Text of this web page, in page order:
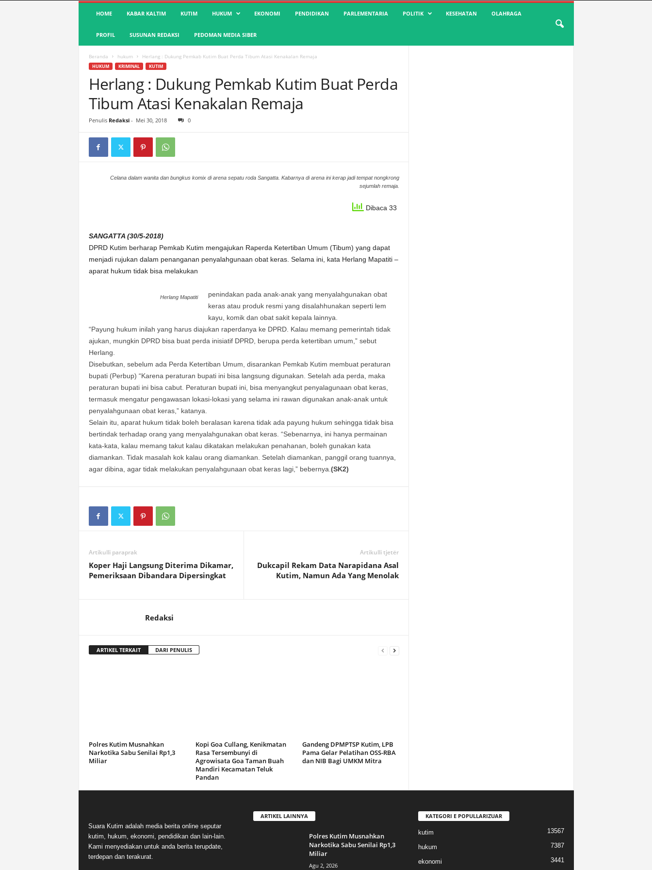
S
a
HOME KABAR KALTIM KUTIM HUKUM EKONOMI PENDIDIKAN PARLEMENTARIA POLITIK KESEHATAN OLAHRAGA
PROFIL SUSUNAN REDAKSI PEDOMAN MEDIA SIBER
Beranda hukum Herlang : Dukung Pemkab Kutim Buat Perda Tibum Atasi Kenakalan Remaja
HUKUM KRIMINAL KUTIM
Herlang : Dukung Pemkab Kutim Buat Perda
Tibum Atasi Kenakalan Remaja
Penulis Redaksi- Mei 30, 2018 0
Celana dalam wanita dan bungkus komix di arena sepatu roda Sangatta. Kabarnya di arena ini kerap jadi tempat nongkrong
sejumlah remaja.
Dibaca 33
SANGATTA (30/5-2018)
DPRD Kutim berharap Pemkab Kutim mengajukan Raperda Ketertiban Umum (Tibum) yang dapat
menjadi rujukan dalam penanganan penyalahgunaan obat keras. Selama ini, kata Herlang Mapatiti –
aparat hukum tidak bisa melakukan
Herlang Mapatiti
penindakan pada anak-anak yang menyalahgunakan obat
keras atau produk resmi yang disalahhunakan seperti lem
kayu, komik dan obat sakit kepala lainnya.
“Payung hukum inilah yang harus diajukan raperdanya ke DPRD. Kalau memang pemerintah tidak
ajukan, mungkin DPRD bisa buat perda inisiatif DPRD, berupa perda ketertiban umum,” sebut
Herlang.
Disebutkan, sebelum ada Perda Ketertiban Umum, disarankan Pemkab Kutim membuat peraturan
bupati (Perbup) “Karena peraturan bupati ini bisa langsung digunakan. Setelah ada perda, maka
peraturan bupati ini bisa cabut. Peraturan bupati ini, bisa menyangkut penyalagunaan obat keras,
termasuk mengatur pengawasan lokasi-lokasi yang selama ini rawan digunakan anak-anak untuk
penyalahgunaan obat keras,” katanya.
Selain itu, aparat hukum tidak boleh beralasan karena tidak ada payung hukum sehingga tidak bisa
bertindak terhadap orang yang menyalahgunakan obat keras. “Sebenarnya, ini hanya permainan
kata-kata, kalau memang takut kalau dikatakan melakukan penahanan, boleh gunakan kata
diamankan. Tidak masalah kok kalau orang diamankan. Setelah diamankan, panggil orang tuannya,
agar dibina, agar tidak melakukan penyalahgunaan obat keras lagi,” bebernya. (SK2)
Artikulli paraprak
Koper Haji Langsung Diterima Dikamar,
Pemeriksaan Dibandara Dipersingkat
Artikulli tjetër
Dukcapil Rekam Data Narapidana Asal
Kutim, Namun Ada Yang Menolak
Redaksi
ARTIKEL TERKAIT DARI PENULIS
Polres Kutim Musnahkan
Narkotika Sabu Senilai Rp1,3
Miliar
Kopi Goa Cullang, Kenikmatan
Rasa Tersembunyi di
Agrowisata Goa Taman Buah
Mandiri Kecamatan Teluk
Pandan
Gandeng DPMPTSP Kutim, LPB
Pama Gelar Pelatihan OSS-RBA
dan NIB Bagi UMKM Mitra
Suara Kutim adalah media berita online seputar
kutim, hukum, ekonomi, pendidikan dan lain-lain.
Kami menyediakan untuk anda berita terupdate,
terdepan dan terakurat.
ARTIKEL LAINNYA
Polres Kutim Musnahkan
Narkotika Sabu Senilai Rp1,3
Miliar
Agu 2, 2026
KATEGORI E POPULLARIZUAR
kutim 13567
hukum 7387
ekonomi 3441